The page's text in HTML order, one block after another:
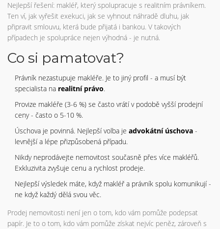
Nejlepší řešení: makléř, který spolupracuje s realitním právníkem.
Ten ví, jak vyřešit exekuci, jak se vyhnout náhradě dluhu, jak
připravit smlouvu, která bude přijatá i bankou. V takových
případech je spolupráce nejen výhodná - je nutná.
Co si pamatovat?
Právník nezastupuje makléře. Je to jiný profil - a musí být
specialista na realitní právo.
Provize makléře (3-6 %) se často vrátí v podobě vyšší prodejní
ceny - často o 5-10 %.
Úschova je povinná. Nejlepší volba je advokátní úschova -
levnější a lépe přizpůsobená případu.
Nikdy neprodávejte nemovitost současně přes více makléřů.
Exkluzivita zvyšuje cenu a rychlost prodeje.
Nejlepší výsledek máte, když makléř a právník spolu komunikují -
ne když každý dělá svou věc.
Prodej nemovitosti není jen o tom, kdo vám pomůže podepsat
papír. Je to o tom, kdo vám pomůže získat nejvíc peněz, zároveň s